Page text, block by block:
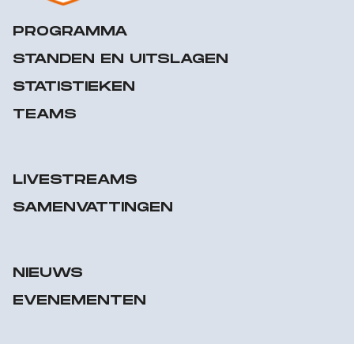
PROGRAMMA
STANDEN EN UITSLAGEN
STATISTIEKEN
TEAMS
LIVESTREAMS
SAMENVATTINGEN
NIEUWS
EVENEMENTEN